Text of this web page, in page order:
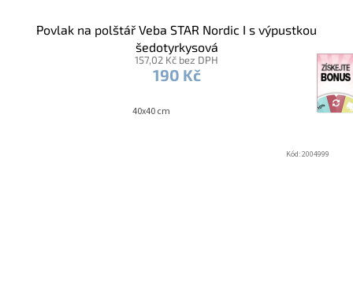
Povlak na polštář Veba STAR Nordic I s výpustkou
šedotyrkysová
157,02 Kč bez DPH
190 Kč
40x40 cm
Kód:2004999